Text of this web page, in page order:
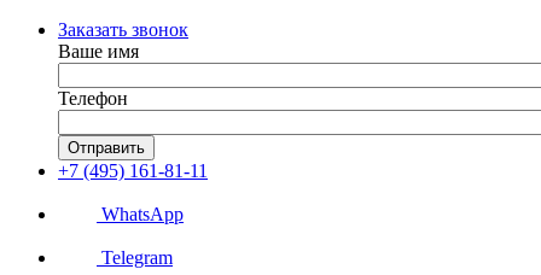
Заказать звонок
Ваше имя
Телефон
Отправить
+7 (495) 161-81-11
WhatsApp
Telegram